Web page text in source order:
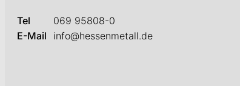
Tel
069 95808-0
E-Mail
info@hessenmetall.de